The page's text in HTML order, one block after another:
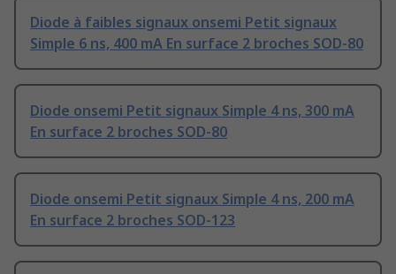
Diode à faibles signaux onsemi Petit signaux
Simple 6 ns, 400 mA En surface 2 broches SOD-80
Diode onsemi Petit signaux Simple 4 ns, 300 mA
En surface 2 broches SOD-80
Diode onsemi Petit signaux Simple 4 ns, 200 mA
En surface 2 broches SOD-123